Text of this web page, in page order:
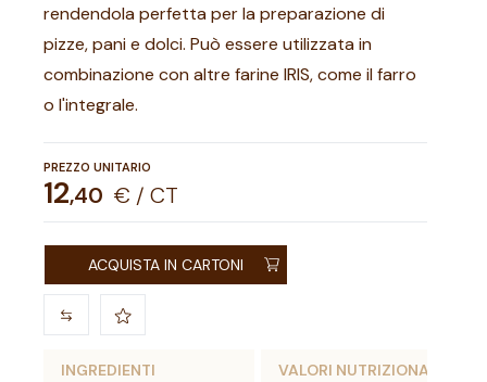
rendendola perfetta per la preparazione di
pizze, pani e dolci. Può essere utilizzata in
combinazione con altre farine IRIS, come il farro
o l'integrale.
PREZZO UNITARIO
12,40 € / CT
ACQUISTA IN CARTONI
INGREDIENTI
VALORI NUTRIZIONALI